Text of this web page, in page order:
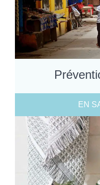
EN